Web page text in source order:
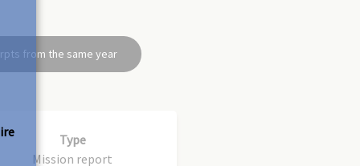
from the same year
Type
Mission report